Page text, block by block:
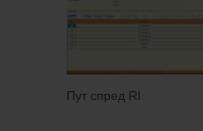
Пут спред RI